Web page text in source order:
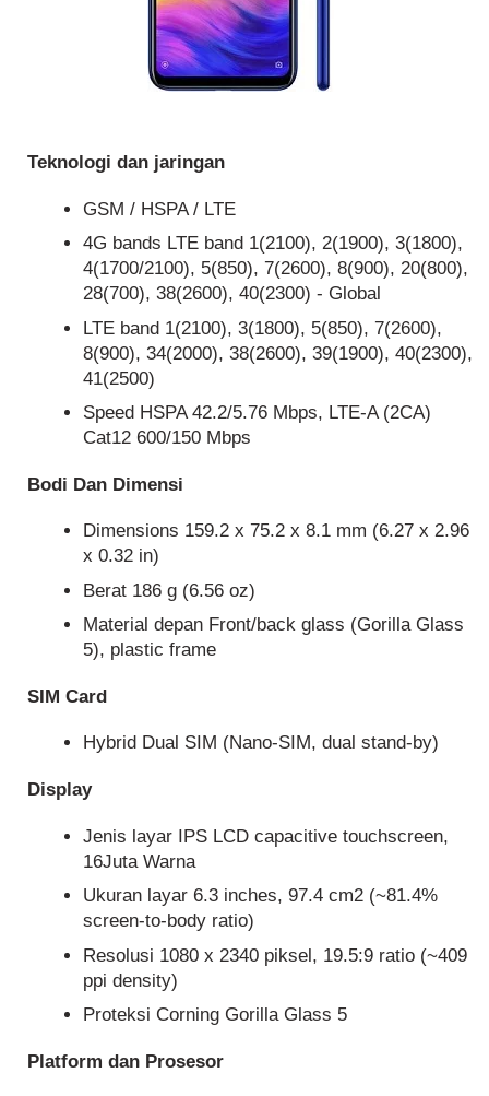
Teknologi dan jaringan
GSM / HSPA / LTE
4G bands LTE band 1(2100), 2(1900), 3(1800),
4(1700/2100), 5(850), 7(2600), 8(900), 20(800),
28(700), 38(2600), 40(2300) - Global
LTE band 1(2100), 3(1800), 5(850), 7(2600),
8(900), 34(2000), 38(2600), 39(1900), 40(2300),
41(2500)
Speed HSPA 42.2/5.76 Mbps, LTE-A (2CA)
Cat12 600/150 Mbps
Bodi Dan Dimensi
Dimensions 159.2 x 75.2 x 8.1 mm (6.27 x 2.96
x 0.32 in)
Berat 186 g (6.56 oz)
Material depan Front/back glass (Gorilla Glass
5), plastic frame
SIM Card
Hybrid Dual SIM (Nano-SIM, dual stand-by)
Display
Jenis layar IPS LCD capacitive touchscreen,
16Juta Warna
Ukuran layar 6.3 inches, 97.4 cm2 (~81.4%
screen-to-body ratio)
Resolusi 1080 x 2340 piksel, 19.5:9 ratio (~409
ppi density)
Proteksi Corning Gorilla Glass 5
Platform dan Prosesor